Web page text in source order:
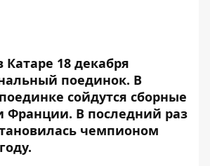
18 декабря
поединок. В
сойдутся сборные
Франции. В последний раз
чемпионом